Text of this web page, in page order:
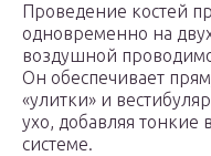
Проведение костей
одновременно на
воздушной
Он обеспечивает
«улитки» и
ухо, добавляя тонкие
системе.